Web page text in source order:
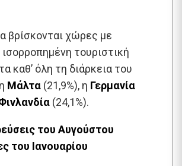
βρίσκονται χώρες με
τουριστική
καθ’ όλη τη διάρκεια του
Μάλτα (21,9%), η Γερμανία
(24,1%).
του Αυγούστου
του Ιανουαρίου